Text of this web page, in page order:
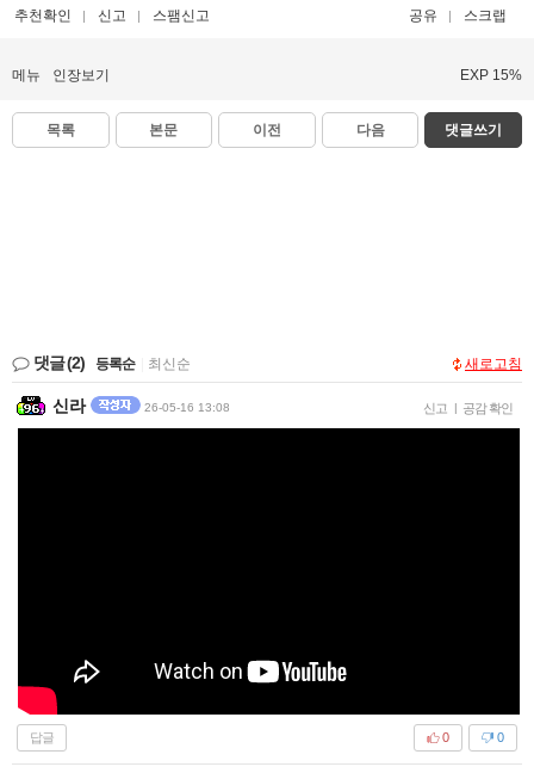
추천확인 신고 스팸신고 공유 스크랩
메뉴 인장보기 EXP 15%
목록 본문 이전 다음 댓글쓰기
댓글(2) 등록순 최신순 새로고침
신라 26-05-16 13:08 신고 | 공감 확인
답글 0
0